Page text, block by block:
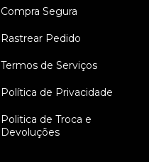
Compra Segura
Rastrear Pedido
Termos de Serviços
Política de Privacidade
Politica de Troca e
Devoluções